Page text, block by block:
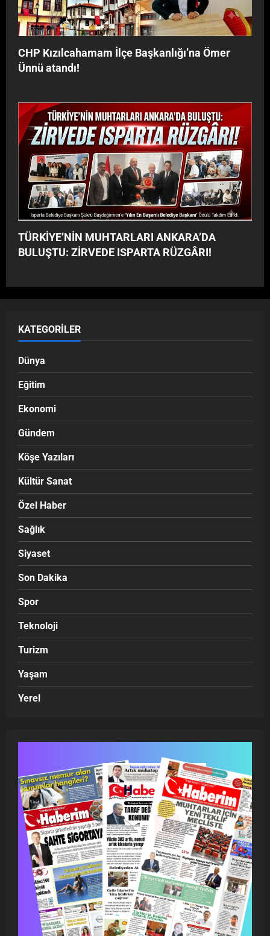
G
Â
R
CHP Kızılcahamam İlçe Başkanlığı’na Ömer
Ünnü atandı!
TÜRKİYE’NİN MUHTARLARI ANKARA’DA
BULUŞTU: ZİRVEDE ISPARTA RÜZGÂRI!
KATEGORILER
Dünya
Eğitim
Ekonomi
Gündem
Köşe Yazıları
Kültür Sanat
Özel Haber
Sağlık
Siyaset
Son Dakika
Spor
Teknoloji
Turizm
Yaşam
Yerel